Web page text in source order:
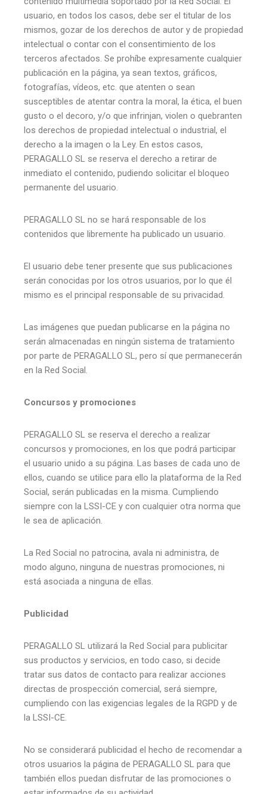
usuario, en todos los casos, debe ser el titular de los
mismos, gozar de los derechos de autor y de propiedad
intelectual o contar con el consentimiento de los
terceros afectados. Se prohíbe expresamente cualquier
publicación en la página, ya sean textos, gráficos,
fotografías, vídeos, etc. que atenten o sean
susceptibles de atentar contra la moral, la ética, el buen
gusto o el decoro, y/o que infrinjan, violen o quebranten
los derechos de propiedad intelectual o industrial, el
derecho a la imagen o la Ley. En estos casos,
PERAGALLO SL se reserva el derecho a retirar de
inmediato el contenido, pudiendo solicitar el bloqueo
permanente del usuario.
PERAGALLO SL no se hará responsable de los
contenidos que libremente ha publicado un usuario.
El usuario debe tener presente que sus publicaciones
serán conocidas por los otros usuarios, por lo que él
mismo es el principal responsable de su privacidad.
Las imágenes que puedan publicarse en la página no
serán almacenadas en ningún sistema de tratamiento
por parte de PERAGALLO SL, pero sí que permanecerán
en la Red Social.
Concursos y promociones
PERAGALLO SL se reserva el derecho a realizar
concursos y promociones, en los que podrá participar
el usuario unido a su página. Las bases de cada uno de
ellos, cuando se utilice para ello la plataforma de la Red
Social, serán publicadas en la misma. Cumpliendo
siempre con la LSSI-CE y con cualquier otra norma que
le sea de aplicación.
La Red Social no patrocina, avala ni administra, de
modo alguno, ninguna de nuestras promociones, ni
está asociada a ninguna de ellas.
Publicidad
PERAGALLO SL utilizará la Red Social para publicitar
sus productos y servicios, en todo caso, si decide
tratar sus datos de contacto para realizar acciones
directas de prospección comercial, será siempre,
cumpliendo con las exigencias legales de la RGPD y de
la LSSI-CE.
No se considerará publicidad el hecho de recomendar a
otros usuarios la página de PERAGALLO SL para que
también ellos puedan disfrutar de las promociones o